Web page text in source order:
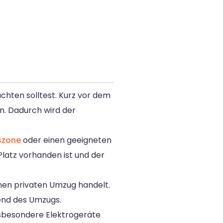
solltest. Kurz vor dem
Dadurch wird der
oder einen geeigneten
vorhanden ist und der
privaten Umzug handelt.
des Umzugs.
Elektrogeräte